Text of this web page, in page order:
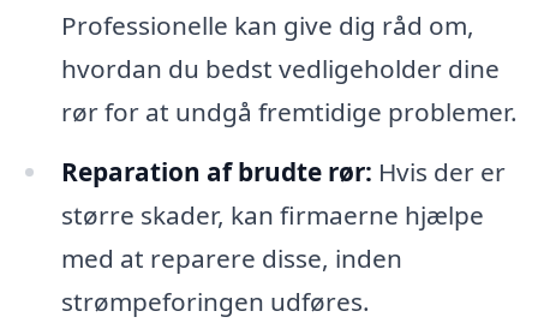
Professionelle kan give dig råd om,
hvordan du bedst vedligeholder dine
rør for at undgå fremtidige problemer.
Reparation af brudte rør: Hvis der er
større skader, kan firmaerne hjælpe
med at reparere disse, inden
strømpeforingen udføres.